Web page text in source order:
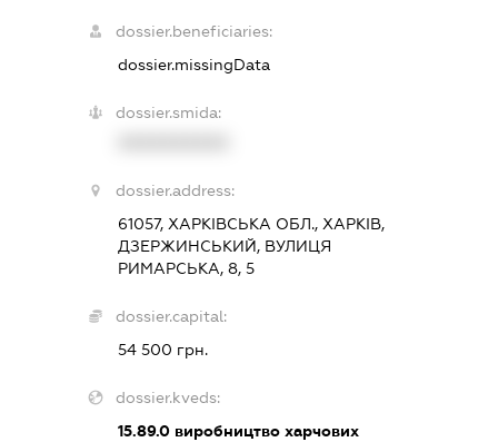
dossier.beneficiaries:
dossier.missingData
dossier.smida:
dossier.address:
61057, ХАРКІВСЬКА ОБЛ., ХАРКІВ,
ДЗЕРЖИНСЬКИЙ, ВУЛИЦЯ
РИМАРСЬКА, 8, 5
dossier.capital:
54 500 грн.
dossier.kveds:
15.89.0виробництво харчових